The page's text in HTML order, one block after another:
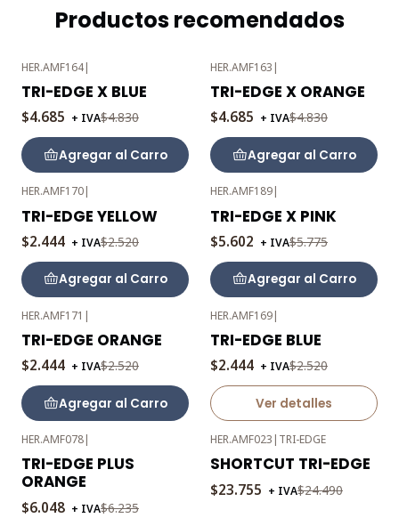
Productos recomendados
-3%
OFF
HER.AMF164|
TRI-EDGE X BLUE
$4.685 + IVA$4.830
Agregar al Carro
-3%
OFF
HER.AMF163 |
TRI-EDGE X ORANGE
$4.685 + IVA$4.830
Agregar al Carro
-3%
OFF
HER.AMF170|
TRI-EDGE YELLOW
$2.444 + IVA$2.520
Agregar al Carro
-3%
OFF
HER.AMF189|
TRI-EDGE X PINK
$5.602 + IVA$5.775
Agregar al Carro
-3%
OFF
HER.AMF171 |
TRI-EDGE ORANGE
$2.444 + IVA$2.520
Agregar al Carro
-3%
OFF
Agotado
HER.AMF169|
TRI-EDGE BLUE
$2.444 + IVA$2.520
Ver detalles
-3%
OFF
HER.AMF078|
TRI-EDGE PLUS
ORANGE
$6.048 + IVA$6.235
-3%
OFF
HER.AMF023 | TRI-EDGE
SHORTCUT TRI-EDGE
$23.755 + IVA$24.490